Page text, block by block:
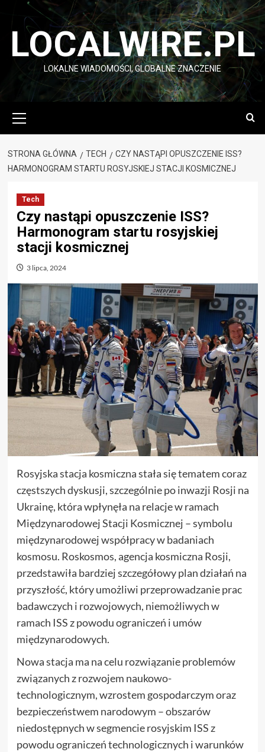
Przejdź
LOCALWIRE.PL
LOKALNE WIADOMOŚCI, GLOBALNE ZNACZENIE
główne
STRONA GŁÓWNA TECH
CZY NASTĄPI OPUSZCZENIE ISS?
HARMONOGRAM STARTU ROSYJSKIEJ STACJI KOSMICZNEJ
Tech
Czy nastąpi opuszczenie ISS?
Harmonogram startu rosyjskiej
stacji kosmicznej
3 lipca, 2024
Rosyjska stacja kosmiczna stała się tematem coraz
częstszych dyskusji, szczególnie po inwazji Rosji na
Ukrainę, która wpłynęła na relacje w ramach
Międzynarodowej Stacji Kosmicznej – symbolu
międzynarodowej współpracy w badaniach
kosmosu. Roskosmos, agencja kosmiczna Rosji,
przedstawiła bardziej szczegółowy plan działań na
przyszłość, który umożliwi przeprowadzanie prac
badawczych i rozwojowych, niemożliwych w
ramach ISS z powodu ograniczeń i umów
międzynarodowych.
Nowa stacja ma na celu rozwiązanie problemów
związanych z rozwojem naukowo-
technologicznym, wzrostem gospodarczym oraz
bezpieczeństwem narodowym – obszarów
niedostępnych w segmencie rosyjskim ISS z
powodu ograniczeń technologicznych i warunków